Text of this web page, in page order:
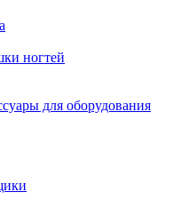
ногтей
для оборудования